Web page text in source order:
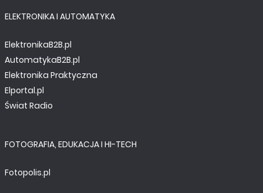
ELEKTRONIKA I AUTOMATYKA
ElektronikaB2B.pl
AutomatykaB2B.pl
Elektronika Praktyczna
Elportal.pl
Świat Radio
FOTOGRAFIA, EDUKACJA I HI-TECH
Fotopolis.pl